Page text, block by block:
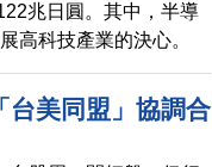
蒂納雙城主辦。而各國
結會議｜英特爾
夥伴
兆日圓。其中，半導
高科技產業的決心。
估，2026上半年，金價
貿辦：多項議題，有大
易協議，開啟下階段經
台美同盟」協調合